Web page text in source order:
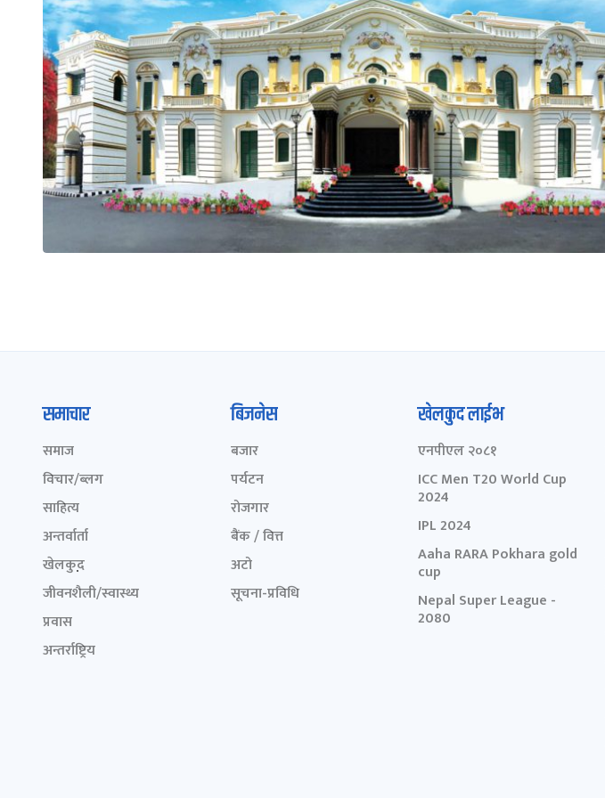
समाचार
समाज
विचार/ब्लग
साहित्य
अन्तर्वार्ता
खेलकुद़़
जीवनशैली/स्वास्थ्य
प्रवास
अन्तर्राष्ट्रिय
बिजनेस
बजार
पर्यटन
रोजगार
बैंक / वित्त
अटो
सूचना-प्रविधि
खेलकुद लाईभ
एनपीएल २०८१
ICC Men T20 World Cup
2024
IPL 2024
Aaha RARA Pokhara gold
cup
Nepal Super League -
2080